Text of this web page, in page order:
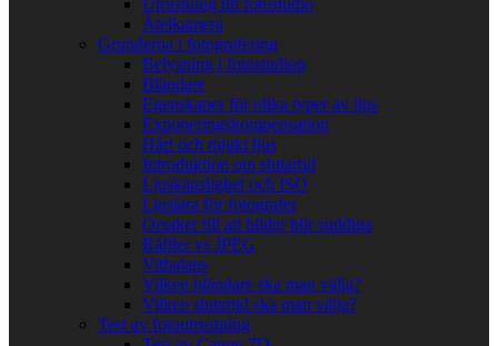
Utrustning till fotostudio
Åtelkamera
Grunderna i fotografering
Belysning i fotostudion
Bländare
Egenskaper för olika typer av ljus
Exponeringskompensation
Hårt och mjukt ljus
Introduktion om slutartid
Ljuskänslighet och ISO
Ljuslära för fotografer
Orsaker till att bilder blir suddiga
Råfiler vs JPEG
Vitbalans
Vilken bländare ska man välja?
Vilken slutartid ska man välja?
Test av fotoutrustning